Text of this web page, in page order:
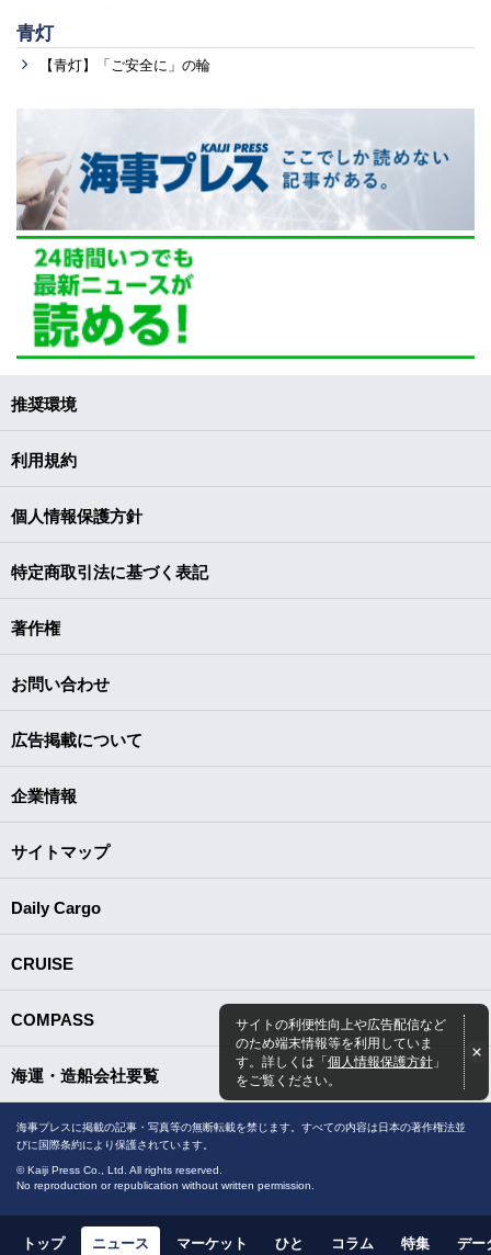
青灯
【青灯】「ご安全に」の輪
サイトの利便性向上や広告配信など
のため端末情報等を利用していま
す。詳しくは「個人情報保護方針」
をご覧ください。
推奨環境
利用規約
個人情報保護方針
特定商取引法に基づく表記
著作権
お問い合わせ
広告掲載について
企業情報
サイトマップ
Daily Cargo
CRUISE
COMPASS
海運・造船会社要覧
海事プレスに掲載の記事・写真等の無断転載を禁じます。すべての内容は日本の著作権法並
びに国際条約により保護されています。
© Kaiji Press Co., Ltd. All rights reserved.
No reproduction or republication without written permission.
トップ ニュース マーケット ひと コラム 特集 デー